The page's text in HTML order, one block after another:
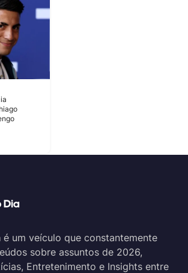
é um veículo que constantemente
sobre assuntos de 2026,
Entretenimento e Insights entre